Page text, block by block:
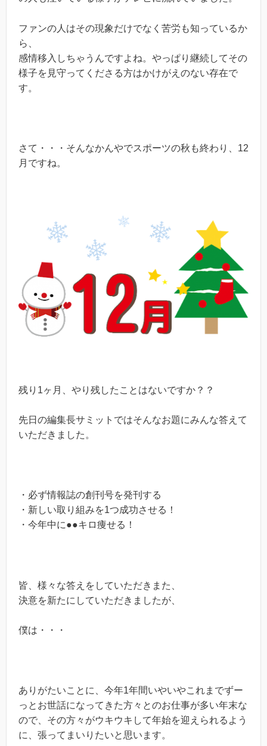
ファンの人はその現象だけでなく苦労も知っているか
ら、
感情移入しちゃうんですよね。やっぱり継続してその
様子を見守ってくださる方はかけがえのない存在で
す。
さて・・・そんなかんやでスポーツの秋も終わり、12
月ですね。
残り1ヶ月、やり残したことはないですか？？
先日の編集長サミットではそんなお題にみんな答えて
いただきました。
・必ず情報誌の創刊号を発刊する
・新しい取り組みを1つ成功させる！
・今年中に●●キロ痩せる！
皆、様々な答えをしていただきまた、
決意を新たにしていただきましたが、
僕は・・・
ありがたいことに、今年1年間いやいやこれまでずー
っとお世話になってきた方々とのお仕事が多い年末な
ので、その方々がウキウキして年始を迎えられるよう
に、張ってまいりたいと思います。